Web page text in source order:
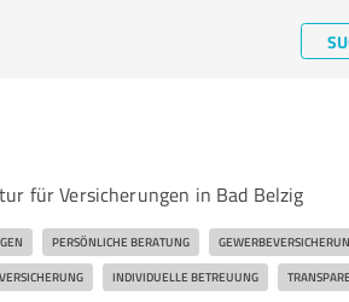
für Versicherungen in Bad Belzig
PERSÖNLICHE BERATUNG
INDIVIDUELLE BETREUUNG